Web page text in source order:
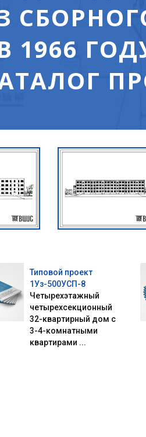
1966
Типовой проект
1Уз-500УСП-8
Четырехэтажный
четырехсекционный
32-квартирный дом с
3-4-комнатными
квартирами ...